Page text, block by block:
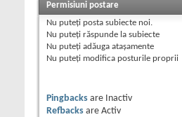
Permisiuni postare
Nu puteţi posta subiecte noi.
Nu puteţi răspunde la subiecte
Nu puteţi adăuga ataşamente
Nu puteţi modifica posturile proprii
Pingbacks are
Inactiv
Refbacks are Activ